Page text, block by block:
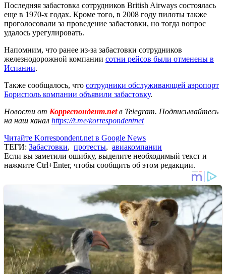
Последняя забастовка сотрудников British Airways состоялась
еще в 1970-х годах. Кроме того, в 2008 году пилоты также
проголосовали за проведение забастовки, но тогда вопрос
удалось урегулировать.
Напомним, что ранее из-за забастовки сотрудников
железнодорожной компании сотни рейсов были отменены в
Испании.
Также сообщалось, что cотрудники обслуживающей аэропорт
Борисполь компании объявили забастовку.
Новости от Корреспондент.netв Telegram. Подписывайтесь
на наш канал https://t.me/korrespondentnet
Читайте Korrespondent.net в Google News
ТЕГИ: Забастовки, протесты, авиакомпании
Если вы заметили ошибку, выделите необходимый текст и
нажмите Ctrl+Enter, чтобы сообщить об этом редакции.